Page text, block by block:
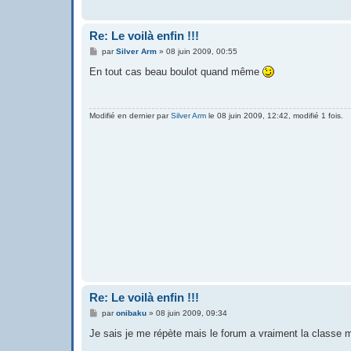
Re: Le voilà enfin !!!
M
s
e
parSilver Arm» 08 juin 2009, 00:55
En tout cas beau boulot quand même
Modifié en dernier parSilver Arm le 08 juin 2009, 12:42, modifié 1 fois.
Re: Le voilà enfin !!!
M
s
paronibaku» 08 juin 2009, 09:34
Je sais je me répète mais le forum a vraiment la classe